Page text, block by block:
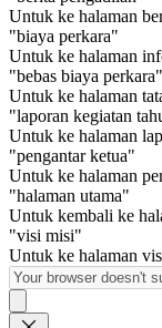
Untuk ke halaman
"biaya perkara"
Untuk ke halaman
"bebas biaya perkara"
Untuk ke halaman
"laporan kegiatan
Untuk ke halaman
"pengantar ketua"
Untuk ke halaman
"halaman utama"
Untuk kembali ke
"visi misi"
Untuk ke halaman